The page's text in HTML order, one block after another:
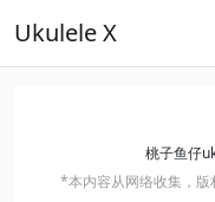
Ukulele X
桃子鱼仔
*本内容从网络收集，版